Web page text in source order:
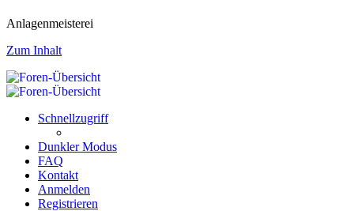
Anlagenmeisterei
Zum Inhalt
Schnellzugriff
Dunkler Modus
FAQ
Kontakt
Anmelden
Registrieren